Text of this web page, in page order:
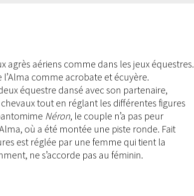
agrès aériens comme dans les jeux équestres.
comme acrobate et écuyère.
équestre dansé avec son partenaire,
tout en réglant les différentes figures
Néron, le couple n’a pas peur
où a été montée une piste ronde. Fait
est réglée par une femme qui tient la
ne s’accorde pas au féminin.